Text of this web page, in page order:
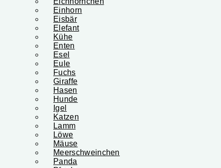
Einhorn
Eisbär
Elefant
Kühe
Enten
Esel
Eule
Fuchs
Giraffe
Hasen
Hunde
Igel
Katzen
Lamm
Löwe
Mäuse
Meerschweinchen
Panda